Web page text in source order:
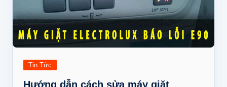
Tin Tức
Hướng dẫn cách sửa máy giặt